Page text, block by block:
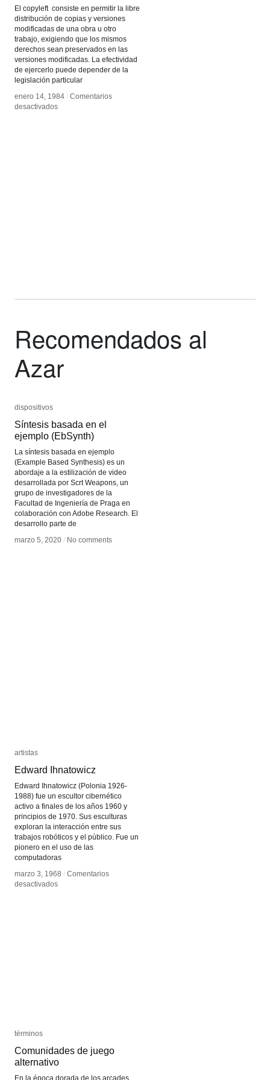
El copyleft consiste en permitir la libre
distribución de copias y versiones
modificadas de una obra u otro
trabajo, exigiendo que los mismos
derechos sean preservados en las
versiones modificadas. La efectividad
de ejercerlo puede depender de la
legislación particular
enero 14, 1984 / Comentarios
desactivadosen
enero 14, 1984 / Comentarios
desactivadosen
Recomendados al
Azar
dispositivos
Síntesis basada en el
ejemplo (EbSynth)
La síntesis basada en ejemplo
(Example Based Synthesis) es un
abordaje a la estilización de video
desarrollada por Scrt Weapons, un
grupo de investigadores de la
Facultad de Ingeniería de Praga en
colaboración con Adobe Research. El
desarrollo parte de
marzo 5, 2020 / No comments
dispositivos
Síntesis basada en el
ejemplo (EbSynth)
marzo 5, 2020 / No comments
artistas
Edward Ihnatowicz
Edward Ihnatowicz (Polonia 1926-
1988) fue un escultor cibernético
activo a finales de los años 1960 y
principios de 1970. Sus esculturas
exploran la interacción entre sus
trabajos robóticos y el público. Fue un
pionero en el uso de las
computadoras
marzo 3, 1968 / Comentarios
desactivadosen
artistas
Edward Ihnatowicz
marzo 3, 1968 / Comentarios
desactivadosen
términos
Comunidades de juego
alternativo
En la época dorada de los arcades,
términos
Comunidades de juego
alternativo